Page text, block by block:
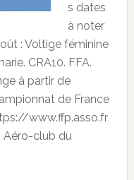
s dates
à noter
: Voltige féminine
CRA10. FFA.
à partir de
de France
www.ffp.asso.fr
Aéro-club du